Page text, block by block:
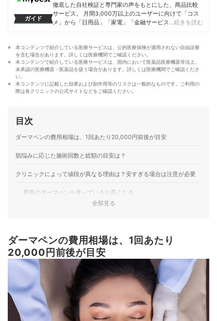
ガイド
徹底した自社検証と専門家の声をもとにした、商品比較
サービス。 月間3,000万以上のユーザーに向けて「コス
メ」から「日用品」「家電」「金融サービス」まで、ベ
コンテンツ制作チームのプロフィール
…続きを読む
本コンテンツで紹介している医療サービスは、公的医療保険が適用されない自由診療
を含む場合があります。詳しくは医療機関でご確認ください。
本コンテンツで紹介している医療サービスは、国内において医薬品医療機器等法上、
未承認の医療機器・医薬品を扱う場合があります。詳しくは医療機関でご確認くださ
い。
本コンテンツに記載した効果および副作用等のリスクは一般的なものです。ご利用の
際は各クリニックの公式サイトなどをご確認ください。
目次
ダーマペンの費用相場は、1回あたり20,000円前後が目安
肌悩みに応じた施術回数と総額の目安は？
クリニックによって値段が異なる理由は？安すぎる場合は注意が必要
最新のダーマペンを使っていると高くなる
キャンペーンを活用する
モニター制度を利用する
初回限定価格をチェックする
セルフダーマペンは10,000円前後で購入できるがリスクがある
全部見る
ダーマペンの費用相場は、1回あたり
20,000円前後が目安